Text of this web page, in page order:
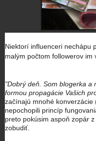
Niektorí influenceri nechápu
malým počtom followerov im
"Dobrý deň. Som blogerka a
formou propagácie Vašich
začínajú mnohé konverzácie
nepochopili princíp
preto pokúsim aspoň zopár
zobudiť.